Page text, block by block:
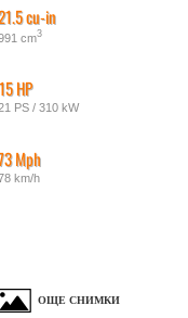
cu-in
cm3
HP
PS / 310 kW
Mph
km/h
ОЩЕ СНИМКИ